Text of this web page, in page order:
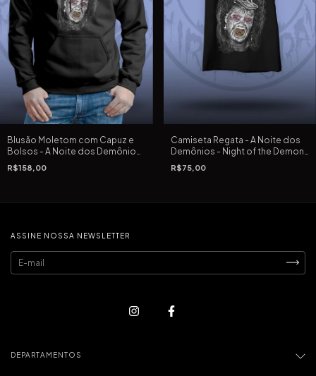
Blusão Moletom com Capuz e
Bolsos - A Noite dos Demônios
- Night of the Demons (1988) de
Kevin S. Tenney
R$158,00
Camiseta Regata - A Noite dos
Demônios - Night of the Demons
(1988) de Kevin S. Tenney
R$75,00
ASSINE NOSSA NEWSLETTER
DEPARTAMENTOS